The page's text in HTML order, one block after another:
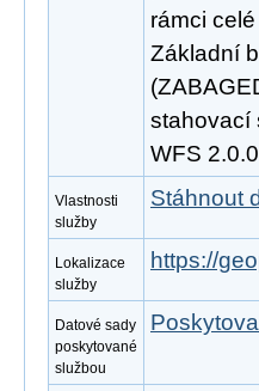
rámci
Základní
stahovací
WFS
Vlastnosti
služby
Stáhnout
Lokalizace
služby
https://
Datové sady
poskytované
službou